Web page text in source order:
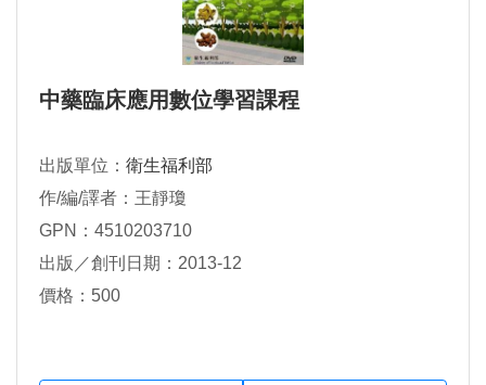
中藥臨床應用數位學習課程
出版單位： 衛生福利部
作/編/譯者：王靜瓊
GPN：4510203710
出版／創刊日期：2013-12
價格：500